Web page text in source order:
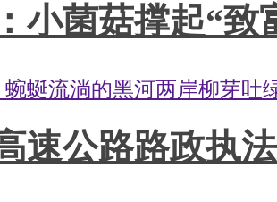
小菌菇撑起“致
蜒流淌的黑河两岸柳芽吐
速公路路政执